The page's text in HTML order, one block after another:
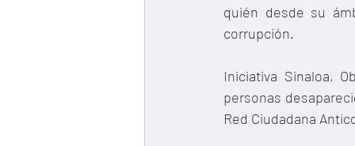
quién desde su
corrupción.
Iniciativa Sinaloa,
personas
Red Ciudadana